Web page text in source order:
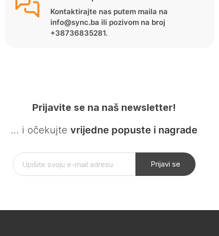
Kontaktirajte nas putem maila na
info@sync.ba ili pozivom na broj
+38736835281.
Prijavite se na naš newsletter!
… i očekujte vrijedne popuste i nagrade
Prijavi se